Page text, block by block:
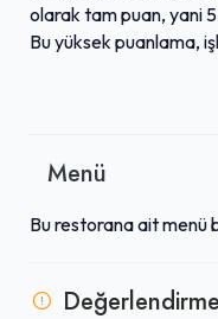
olarak tam puan, yani
Bu yüksek puanlama,
verdiği önemi ve
beklentileri
Menü
Bu restorana ait menü